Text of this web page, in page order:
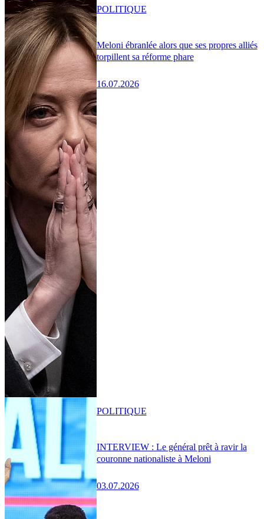
Meloni ébranlée alors que ses propres alliés
torpillent sa réforme phare
16.07.2026
POLITIQUE
INTERVIEW : Le général prêt à ravir la
couronne nationaliste à Meloni
03.07.2026
POLITIQUE